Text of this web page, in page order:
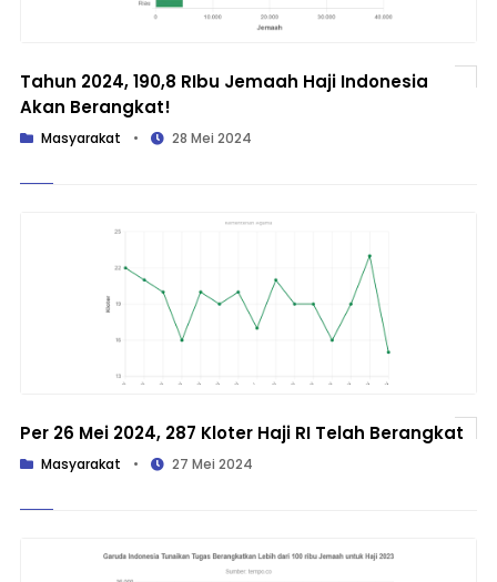
Tahun 2024, 190,8 RIbu Jemaah Haji Indonesia
Akan Berangkat!
Masyarakat • 28 Mei 2024
Per 26 Mei 2024, 287 Kloter Haji RI Telah Berangkat
Masyarakat • 27 Mei 2024